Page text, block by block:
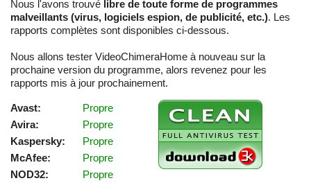
Nous l'avons trouvé libre de toute forme de programmes
malveillants (virus, logiciels espion, de publicité, etc.). Les
rapports complètes sont disponibles ci-dessous.
Nous allons tester VideoChimeraHome à nouveau sur la
prochaine version du programme, alors revenez pour les
rapports mis à jour prochainement.
Avast:
Propre
Avira:
Propre
Kaspersky:
Propre
McAfee:
Propre
NOD32:
Propre